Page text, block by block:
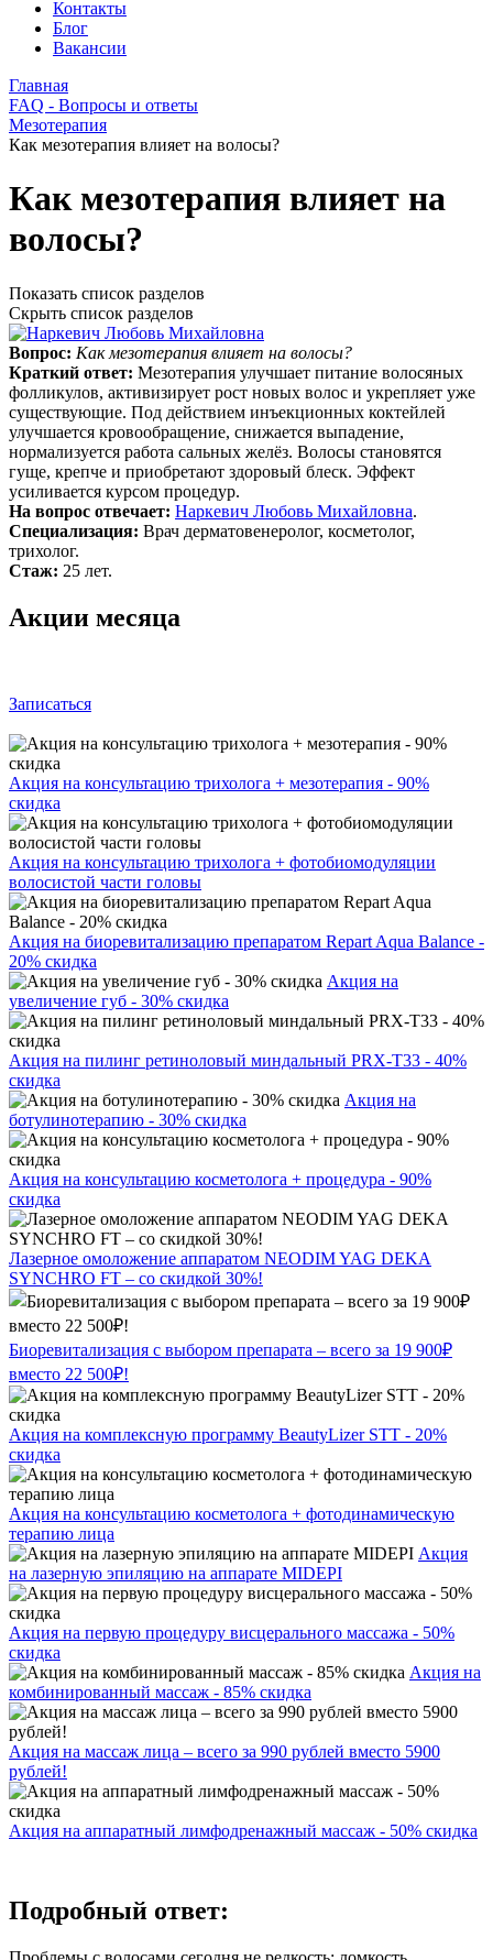
Контакты
Блог
Вакансии
Главная
FAQ - Вопросы и ответы
Мезотерапия
Как мезотерапия влияет на волосы?
Как мезотерапия влияет на
волосы?
Показать список разделов
Скрыть список разделов
Вопрос: Как мезотерапия влияет на волосы?
Краткий ответ: Мезотерапия улучшает питание волосяных
фолликулов, активизирует рост новых волос и укрепляет уже
существующие. Под действием инъекционных коктейлей
улучшается кровообращение, снижается выпадение,
нормализуется работа сальных желёз. Волосы становятся
гуще, крепче и приобретают здоровый блеск. Эффект
усиливается курсом процедур.
На вопрос отвечает: Наркевич Любовь Михайловна.
Специализация: Врач дерматовенеролог, косметолог,
трихолог.
Стаж: 25 лет.
Акции месяца
Записаться
Акция на консультацию трихолога + мезотерапия - 90%
скидка
Акция на консультацию трихолога + фотобиомодуляции
волосистой части головы
Акция на биоревитализацию препаратом Repart Aqua Balance -
20% скидка
Акция на
увеличение губ - 30% скидка
Акция на пилинг ретиноловый миндальный PRX-T33 - 40%
скидка
Акция на
ботулинотерапию - 30% скидка
Акция на консультацию косметолога + процедура - 90%
скидка
Лазерное омоложение аппаратом NEODIM YAG DEKA
SYNCHRO FT – со скидкой 30%!
Биоревитализация с выбором препарата – всего за 19 900₽
вместо 22 500₽!
Акция на комплексную программу BeautyLizer STT - 20%
скидка
Акция на консультацию косметолога + фотодинамическую
терапию лица
Акция
на лазерную эпиляцию на аппарате MIDEPI
Акция на первую процедуру висцерального массажа - 50%
скидка
Акция на
комбинированный массаж - 85% скидка
Акция на массаж лица – всего за 990 рублей вместо 5900
рублей!
Акция на аппаратный лимфодренажный массаж - 50% скидка
Подробный ответ: